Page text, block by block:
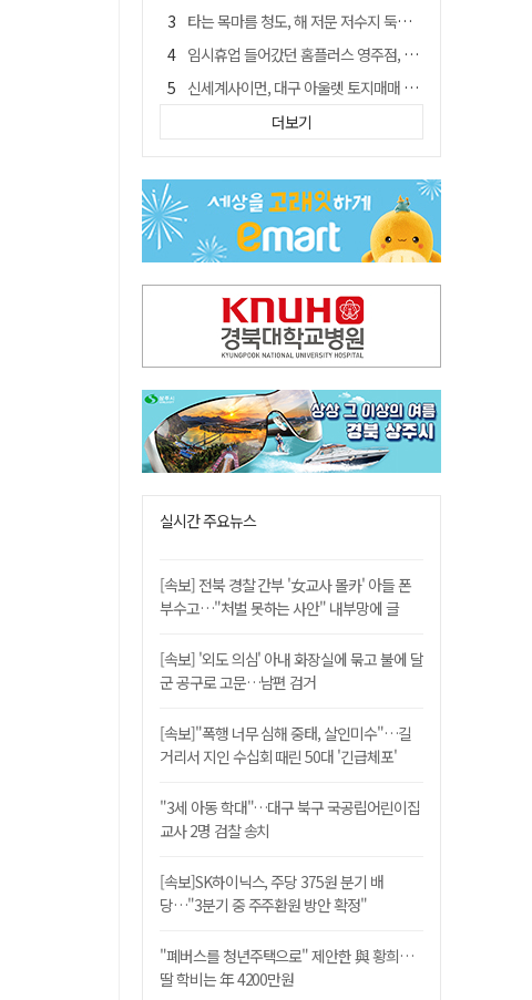
타는 목마름 청도, 해 저문 저수지 둑에 군수가 서 있었다
임시휴업 들어갔던 홈플러스 영주점, 7일 영업 재개…지하 1층만 운영
신세계사이먼, 대구 아울렛 토지매매 계약 체결… 사업 본궤도
SK하이닉스, 주당 375원 분기 배당 공시…"3분기 중 주주환원 방안 확정"
이의준 전 경북도 새마을봉사과장, 제28대 울릉군 부군수 취임
外人 한 달 새 8000억 담았는데…LG이노텍 목표주가는 왜 엇갈릴까
정청래, 靑 겨냥... "신천지·레버리지·호남 반도체 겁박 사과하라"
더보기
실시간 주요뉴스
[속보] 전북 경찰 간부 '女교사 몰카' 아들 폰
부수고…"처벌 못하는 사안" 내부망에 글
[속보] '외도 의심' 아내 화장실에 묶고 불에 달
군 공구로 고문…남편 검거
[속보]"폭행 너무 심해 중태, 살인미수"…길
거리서 지인 수십회 때린 50대 '긴급체포'
"3세 아동 학대"…대구 북구 국공립어린이집
교사 2명 검찰 송치
[속보]SK하이닉스, 주당 375원 분기 배
당…"3분기 중 주주환원 방안 확정"
"폐버스를 청년주택으로" 제안한 與 황희…
딸 학비는 年 4200만원